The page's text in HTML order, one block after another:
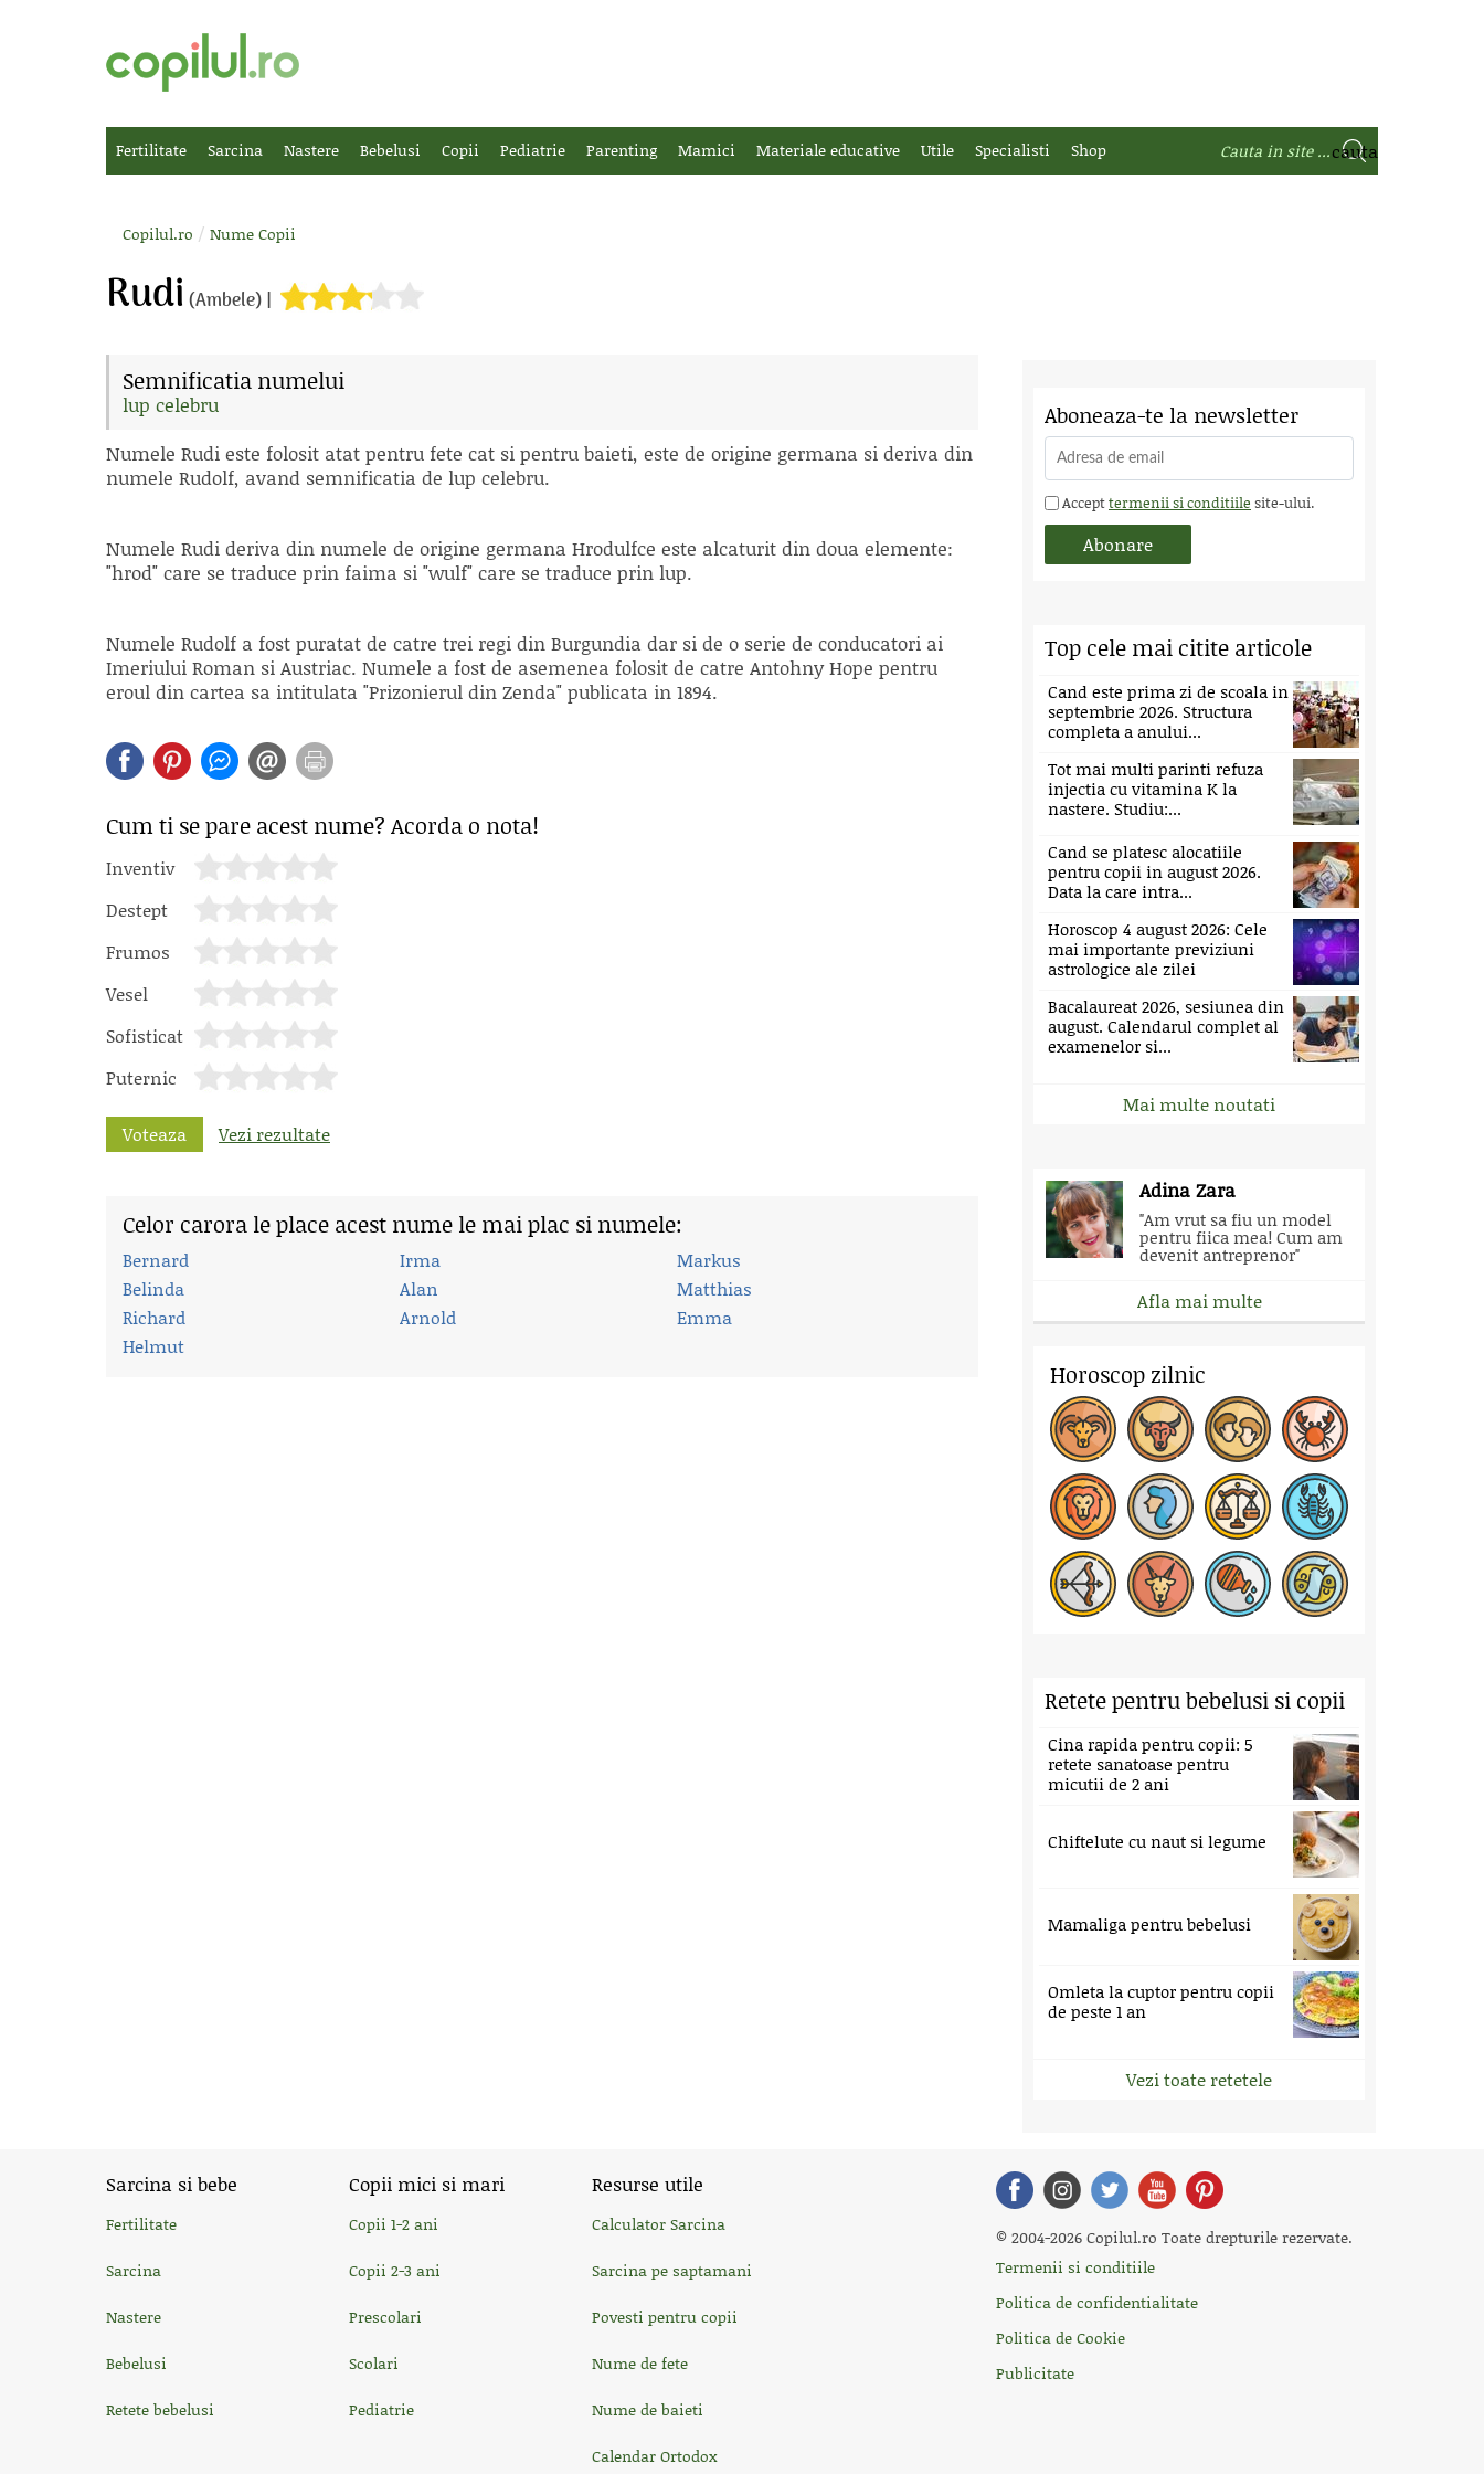
Fertilitate Sarcina Nastere Bebelusi Copii Pediatrie Parenting Mamici Materiale educative Utile Specialisti Shop
Copilul.ro / Nume Copii
Rudi (Ambele) |
Semnificatia numelui
lup celebru
Numele Rudi este folosit atat pentru fete cat si pentru baieti, este de origine germana si deriva din
numele Rudolf, avand semnificatia de lup celebru.
Numele Rudi deriva din numele de origine germana Hrodulfce este alcaturit din doua elemente:
"hrod" care se traduce prin faima si "wulf" care se traduce prin lup.
Numele Rudolf a fost puratat de catre trei regi din Burgundia dar si de o serie de conducatori ai
Imeriului Roman si Austriac. Numele a fost de asemenea folosit de catre Antohny Hope pentru
eroul din cartea sa intitulata "Prizonierul din Zenda" publicata in 1894.
Cum ti se pare acest nume? Acorda o nota!
Inventiv
Destept
Frumos
Vesel
Sofisticat
Puternic
Voteaza Vezi rezultate
Celor carora le place acest nume le mai plac si numele:
Bernard Irma
Markus
Belinda
Alan
Matthias
Richard
Arnold
Emma
Helmut
Aboneaza-te la newsletter
Accepttermenii si conditiile site-ului.
Top cele mai citite articole
Cand este prima zi de scoala in
septembrie 2026. Structura
completa a anului...
Tot mai multi parinti refuza
injectia cu vitamina K la
nastere. Studiu:...
Cand se platesc alocatiile
pentru copii in august 2026.
Data la care intra...
Horoscop 4 august 2026: Cele
mai importante previziuni
astrologice ale zilei
Bacalaureat 2026, sesiunea din
august. Calendarul complet al
examenelor si...
Mai multe noutati
Adina Zara
"Am vrut sa fiu un model
pentru fiica mea! Cum am
devenit antreprenor"
Afla mai multe
Horoscop zilnic
Retete pentru bebelusi si copii
Cina rapida pentru copii: 5
retete sanatoase pentru
micutii de 2 ani
Chiftelute cu naut si legume
Mamaliga pentru bebelusi
Omleta la cuptor pentru copii
de peste 1 an
Vezi toate retetele
Sarcina si bebe
Fertilitate
Sarcina
Nastere
Bebelusi
Retete bebelusi
Copii mici si mari
Copii 1-2 ani
Copii 2-3 ani
Prescolari
Scolari
Pediatrie
Resurse utile
Calculator Sarcina
Sarcina pe saptamani
Povesti pentru copii
Nume de fete
Nume de baieti
Calendar Ortodox
© 2004-2026 Copilul.ro Toate drepturile rezervate.
Termenii si conditiile
Politica de confidentialitate
Politica de Cookie
Publicitate